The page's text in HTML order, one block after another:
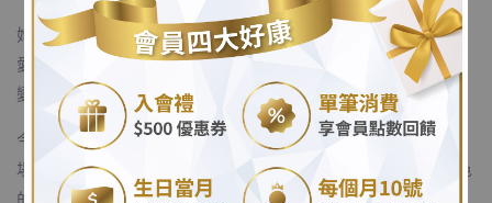
.
.
妳越是挨餓，身體就越焦慮；妳越焦慮，它就抱得越緊。親
愛的，接納身體的轉變，是我們成熟的第一步。既然引擎改
變了，我們就該換上更頂級的機油。
今天的晚餐，請把那盤無聊又冰冷的水煮生菜丟掉吧。去市
場挑選那些色彩最濃烈、抗氧化物質最豐富的食材——深紫色
的茄子、鮮紅的大番茄、翠綠的蘆筍。並且，請大方地淋上